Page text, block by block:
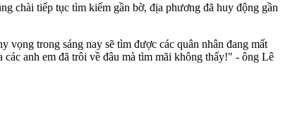
chài tiếp tục tìm kiếm gần bờ, địa phương đã huy động gần
vọng trong sáng nay sẽ tìm được các quân nhân đang mất
anh em đã trôi về đâu mà tìm mãi không thấy!" - ông Lê